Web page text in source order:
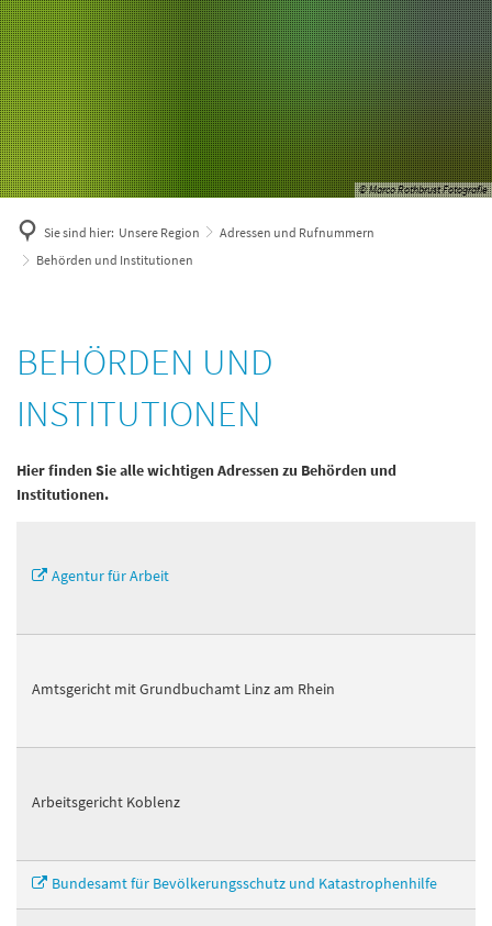
© Marco Rothbrust Fotografie
Sie sind hier: Unsere Region
Adressen und Rufnummern
Behörden und Institutionen
Behörden
und
Institutionen
BEHÖRDEN UND
INSTITUTIONEN
Hier finden Sie alle wichtigen Adressen zu Behörden und
Institutionen.
Agentur für Arbeit
Amtsgericht mit Grundbuchamt Linz am Rhein
Arbeitsgericht Koblenz
Bundesamt für Bevölkerungsschutz und Katastrophenhilfe